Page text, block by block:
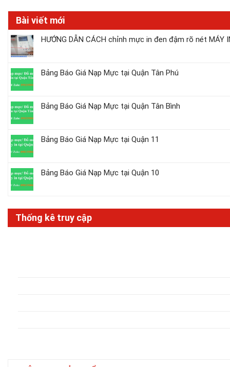
Bài viết mới
HƯỚNG DẪN CÁCH chỉnh mực in đen đậm rõ nét MÁY
Bảng Báo Giá Nạp Mực tại Quận Tân Phú
Bảng Báo Giá Nạp Mực tại Quận Tân Bình
Bảng Báo Giá Nạp Mực tại Quận 11
Bảng Báo Giá Nạp Mực tại Quận 10
Thống kê truy cập